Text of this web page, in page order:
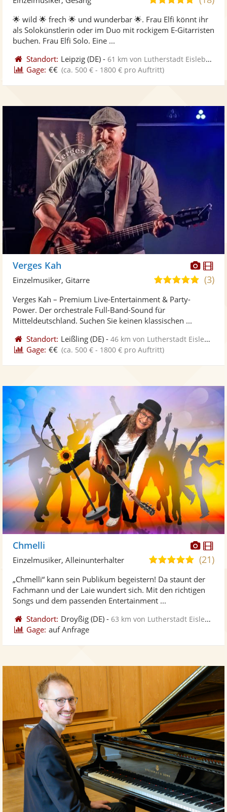
Fotos
5
🌟 wild 🌟 frech 🌟 und wunderbar 🌟. Frau Elfi könnt ihr
als Solokünstlerin oder im Duo mit rockigem E-Gitarristen
buchen. Frau Elfi Solo. Eine ...
Standort: Leipzig (DE) -61 km von Lutherstadt Eisleben
Gage: €€ (ca. 500 € - 1800 € pro Auftritt)
Verges Kah
5,0(3)
Einzelmusiker, Gitarre
Verges Kah – Premium Live-Entertainment & Party-
Power. ​Der orchestrale Full-Band-Sound für
Mitteldeutschland. ​Suchen Sie keinen klassischen ...
Standort: Leißling (DE) -46 km von Lutherstadt Eisleben
Gage: €€ (ca. 500 € - 1800 € pro Auftritt)
Fotos
Chmelli
5,0
5
Sternen
(21)
Einzelmusiker, Alleinunterhalter
„Chmelli“ kann sein Publikum begeistern! Da staunt der
Fachmann und der Laie wundert sich. Mit den richtigen
Songs und dem passenden Entertainment ...
Standort: Droyßig (DE) -63 km von Lutherstadt Eisleben
Gage: auf Anfrage